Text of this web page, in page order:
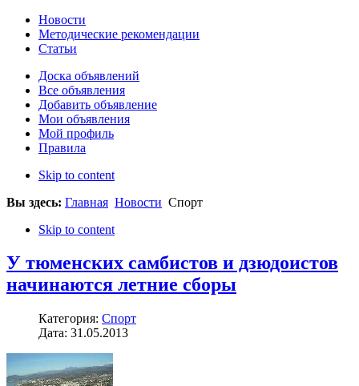
Новости
Методические рекомендации
Статьи
Доска объявлений
Все объявления
Добавить объявление
Мои объявления
Мой профиль
Правила
Skip to content
Вы здесь: Главная Новости Спорт
Skip to content
У тюменских самбистов и дзюдоистов
начинаются летние сборы
Категория: Спорт
Дата: 31.05.2013